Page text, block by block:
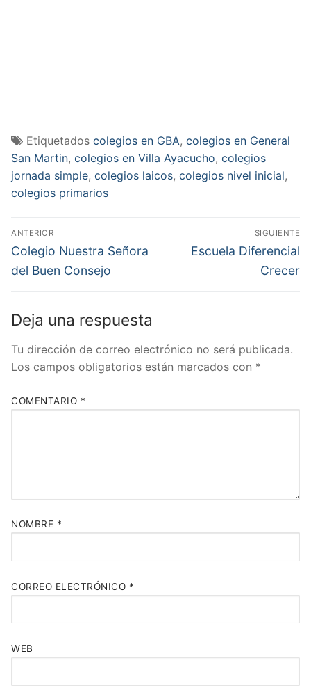
Etiquetados colegios en GBA, colegios en General
San Martin, colegios en Villa Ayacucho, colegios
jornada simple, colegios laicos, colegios nivel inicial,
colegios primarios
Navegación
de
entradas
ANTERIOR
Entrada
anterior:
Colegio Nuestra Señora
del Buen Consejo
SIGUIENTE
Entrada
Escuela Diferencial
Crecer
Deja una respuesta
Tu dirección de correo electrónico no será publicada.
Los campos obligatorios están marcados con *
COMENTARIO *
NOMBRE *
CORREO ELECTRÓNICO *
WEB